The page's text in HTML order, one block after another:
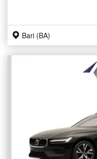
Bari (BA)